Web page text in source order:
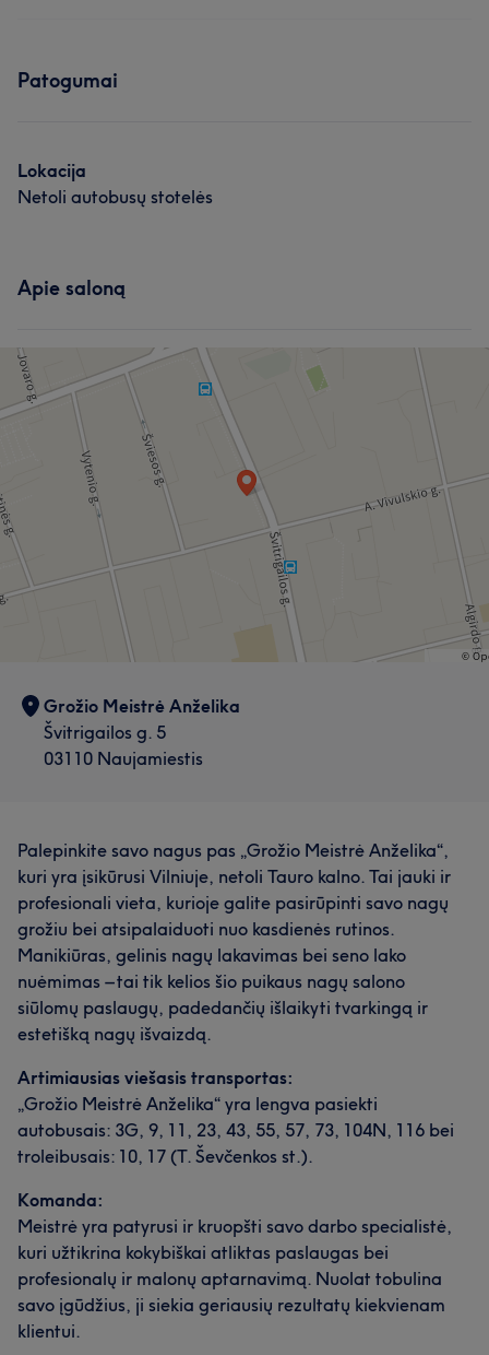
Patogumai
Lokacija
Netoli autobusų stotelės
Apie saloną
Grožio Meistrė Anželika
Švitrigailos g. 5
03110 Naujamiestis
Palepinkite savo nagus pas „Grožio Meistrė Anželika“,
kuri yra įsikūrusi Vilniuje, netoli Tauro kalno. Tai jauki ir
profesionali vieta, kurioje galite pasirūpinti savo nagų
grožiu bei atsipalaiduoti nuo kasdienės rutinos.
Manikiūras, gelinis nagų lakavimas bei seno lako
nuėmimas – tai tik kelios šio puikaus nagų salono
siūlomų paslaugų, padedančių išlaikyti tvarkingą ir
estetišką nagų išvaizdą.
Artimiausias viešasis transportas:
„Grožio Meistrė Anželika“ yra lengva pasiekti
autobusais: 3G, 9, 11, 23, 43, 55, 57, 73, 104N, 116 bei
troleibusais: 10, 17 (T. Ševčenkos st.).
Komanda:
Meistrė yra patyrusi ir kruopšti savo darbo specialistė,
kuri užtikrina kokybiškai atliktas paslaugas bei
profesionalų ir malonų aptarnavimą. Nuolat tobulina
savo įgūdžius, ji siekia geriausių rezultatų kiekvienam
klientui.